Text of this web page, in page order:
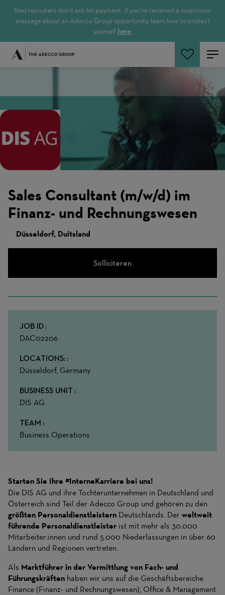
Real recruiters don’t ask for payment. If you’ve received a suspicious
message about an Adecco Group opportunity, learn how to protect
yourself here.
Zoeken
Sales Consultant (m/w/d) im
Finanz- und Rechnungswesen
Düsseldorf, Duitsland
Solliciteren
JOB ID
DAC02206
LOCATIONS:
Düsseldorf, Germany
BUSINESS UNIT
DIS AG
TEAM
Business Operations
Starten Sie Ihre #InterneKarriere bei uns!
Die DIS AG und ihre Tochterunternehmen in Deutschland und
Österreich sind Teil der Adecco Group und gehören zu den
größten Personaldienstleistern Deutschlands. Der weltweit
führende Personaldienstleister ist mit mehr als 30.000
Mitarbeiter:innen und rund 5.000 Niederlassungen in über 60
Ländern und Regionen vertreten.
Als Marktführer in der Vermittlung von Fach- und
Führungskräften haben wir uns auf die Geschäftsbereiche
Finance (Finanz- und Rechnungswesen), Office & Management